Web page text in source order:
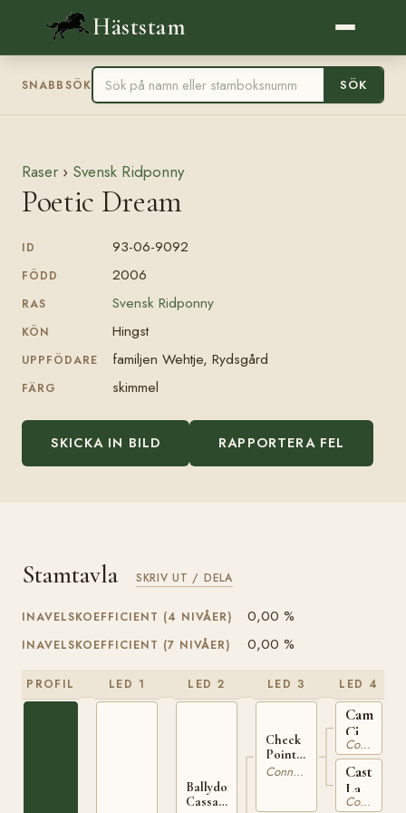
Häststam
SNABBSÖK SÖK
Raser › Svensk Ridponny
Poetic Dream
ID 93-06-9092
FÖDD 2006
RAS Svensk Ridponny
KÖN Hingst
UPPFÖDARE familjen Wehtje, Rydsgård
FÄRG skimmel
SKICKA IN BILD RAPPORTERA FEL
Stamtavla SKRIV UT / DELA
INAVELSKOEFFICIENT (4 NIVÅER) 0,00 %
INAVELSKOEFFICIENT (7 NIVÅER) 0,00 %
PROFIL LED 1 LED 2
Ballydonagh
Cassanova
LED 3
Check
Point
CharlieConnemara
LED 4
Camlin
Cicada
IRE
119
Connemara
Lady
IRE
Connemara